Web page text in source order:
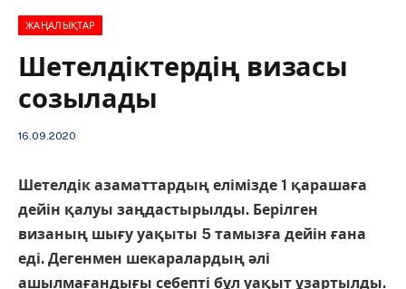
ЖАҢАЛЫҚТАР
Шетелдіктердің визасы
созылады
16.09.2020
Шетелдік азаматтардың елімізде 1 қарашаға
дейін қалуы заңдастырылды. Берілген
визаның шығу уақыты 5 тамызға дейін ғана
еді. Дегенмен шекаралардың әлі
ашылмағандығы себепті бұл уақыт ұзартылды.